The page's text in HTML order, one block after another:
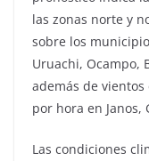
las zonas norte y
sobre los
Uruachi, Ocampo,
además de
por hora en Janos,
Las condiciones